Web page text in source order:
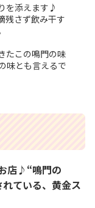
を添えます♪
残さず飲み干す
たこの鳴門の味
味とも言えるで
店♪“鳴門の
ている、黄金ス